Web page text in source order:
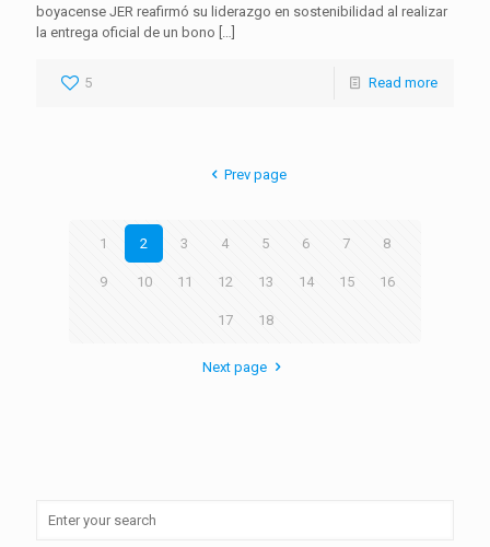
boyacense JER reafirmó su liderazgo en sostenibilidad al realizar
la entrega oficial de un bono […]
5 Read more
Prev page
1 2 3 4 5 6 7 8
9 10 11 12 13 14 15 16
17 18
Next page